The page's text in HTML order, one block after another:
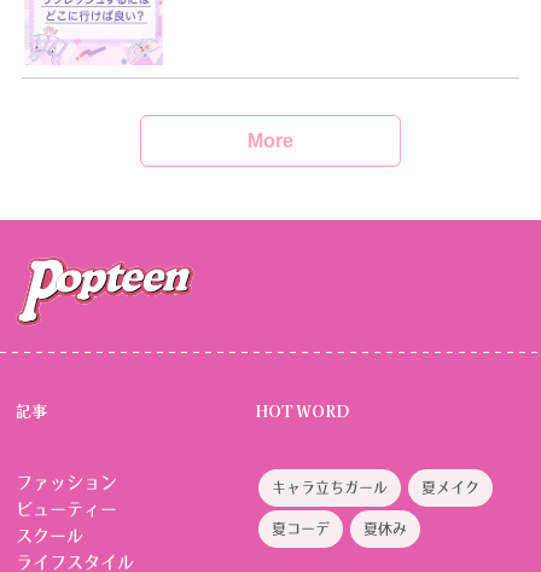
More
記事
ファッション
ビューティー
スクール
ライフスタイル
HOT WORD
キャラ立ちガール 夏メイク
夏コーデ 夏休み